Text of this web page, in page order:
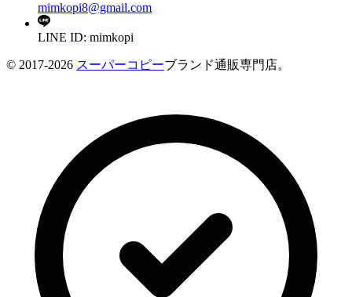
mimkopi8@gmail.com
LINE ID: mimkopi
© 2017-2026 スーパーコピーブランド通販専門店。